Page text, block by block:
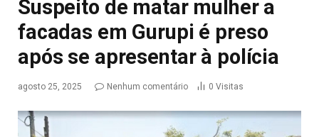
Suspeito de matar mulher a
facadas em Gurupi é preso
após se apresentar à polícia
agosto 25, 2025 Nenhum comentário 0 Visitas